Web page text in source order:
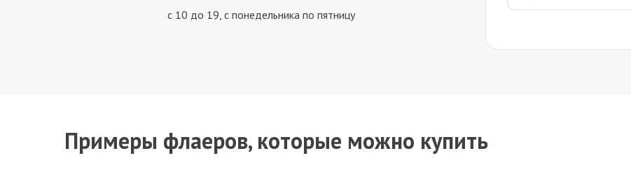
с 10 до 19, с понедельника по пятницу
Примеры флаеров, которые можно купить